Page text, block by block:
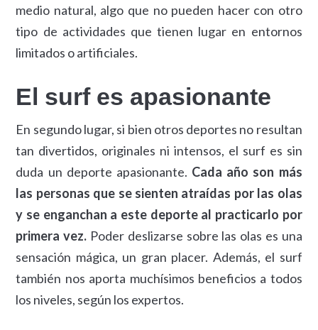
medio natural, algo que no pueden hacer con otro
tipo de actividades que tienen lugar en entornos
limitados o artificiales.
El surf es apasionante
En segundo lugar, si bien otros deportes no resultan
tan divertidos, originales ni intensos, el surf es sin
duda un deporte apasionante. Cada año son más
las personas que se sienten atraídas por las olas
y se enganchan a este deporte al practicarlo por
primera vez. Poder deslizarse sobre las olas es una
sensación mágica, un gran placer. Además, el surf
también nos aporta muchísimos beneficios a todos
los niveles, según los expertos.